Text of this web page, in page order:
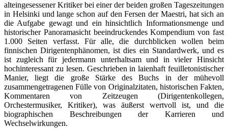
alteingesessener Kritiker bei einer der beiden großen Tageszeitungen
in Helsinki und lange schon auf den Fersen der Maestri, hat sich an
die Aufgabe gewagt und ein hinsichtlich Informationsmenge und
historischer Panoramasicht beeindruckendes Kompendium von fast
1.000 Seiten verfasst. Für alle, die durchblicken wollen beim
finnischen Dirigentenphänomen, ist dies ein Standardwerk, und es
ist zugleich für jedermann unterhaltsam und in vieler Hinsicht
hochinteressant zu lesen. Geschrieben in laienhaft feuilletonistischer
Manier, liegt die große Stärke des Buchs in der mühevoll
zusammengetragenen Fülle von Originalzitaten, historischen Fakten,
Kommentaren von Zeitzeugen (Dirigentenkollegen,
Orchestermusiker, Kritiker), was äußerst wertvoll ist, und die
biographischen Beschreibungen der Karrieren und
Wechselwirkungen.